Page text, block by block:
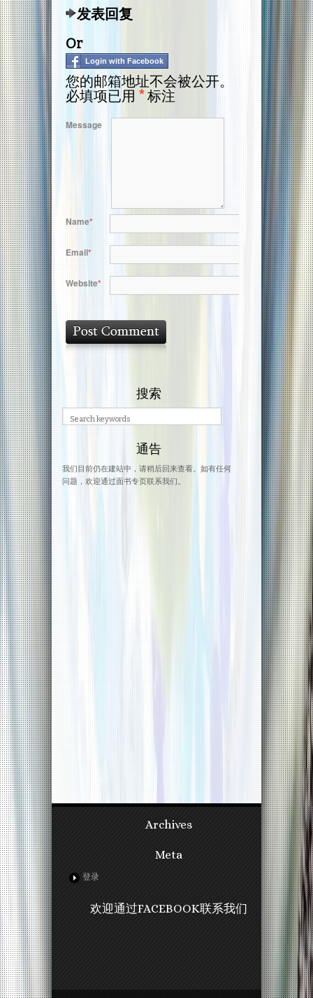
发表回复
Or
Login with Facebook
您的邮箱地址不会被公开。
必填项已用 *标注
Message
Name*
Email*
Website*
搜索
通告
我们目前仍在建站中，请稍后回来查看。如有任何
问题，欢迎通过面书专页联系我们。
Archives
Meta
登录
欢迎通过FACEBOOK联系我们